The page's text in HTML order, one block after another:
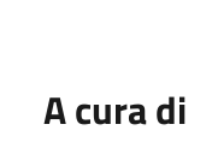
A cura di